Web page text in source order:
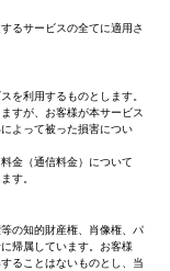
るサービスの全てに適用さ
を利用するものとします。
すが、お客様が本サービス
よって被った損害につい
金（通信料金）について
す。
の知的財産権、肖像権、パ
帰属しています。お客様
ることはないものとし、当